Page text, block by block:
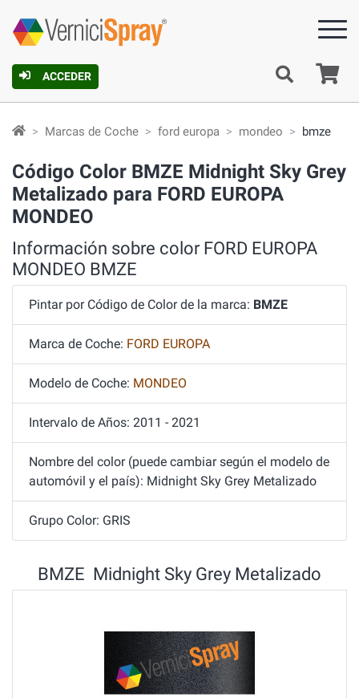
ACCEDER
Marcas de Coche ford europa mondeo bmze
Código Color BMZE Midnight Sky Grey
Metalizado para FORD EUROPA
MONDEO
Información sobre color FORD EUROPA
MONDEO BMZE
Pintar por Código de Color de la marca: BMZE
Marca de Coche: FORD EUROPA
Modelo de Coche: MONDEO
Intervalo de Años: 2011 - 2021
Nombre del color (puede cambiar según el modelo de
automóvil y el país): Midnight Sky Grey Metalizado
Grupo Color: GRIS
BMZE Midnight Sky Grey Metalizado